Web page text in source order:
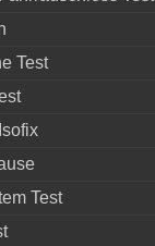
Test
Test